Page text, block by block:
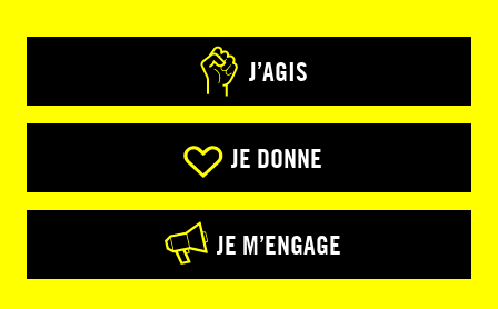
J’AGIS
JE DONNE
JE M’ENGAGE